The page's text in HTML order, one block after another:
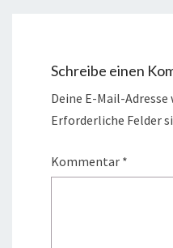
Schreibe einen
Deine E-Mail-
Erforderliche Felder
Kommentar *